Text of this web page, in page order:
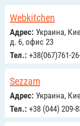
Webkitchen
Адрес: Украина,
д. 6, офис 23
Тел.: +38(067)761-
Sezzam
Адрес: Украина,
Тел.: +38 (044) 209-